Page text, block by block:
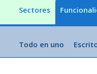
Sectores
Todo en uno